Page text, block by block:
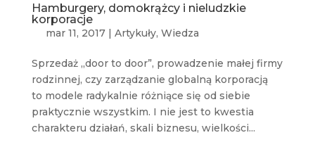
Hamburgery, domokrążcy i nieludzkie
korporacje
mar 11, 2017| Artykuły, Wiedza
Sprzedaż „door to door”, prowadzenie małej firmy
rodzinnej, czy zarządzanie globalną korporacją
to modele radykalnie różniące się od siebie
praktycznie wszystkim. I nie jest to kwestia
charakteru działań, skali biznesu, wielkości...